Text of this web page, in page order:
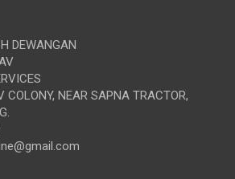
DEWANGAN
COLONY, NEAR SAPNA TRACTOR,